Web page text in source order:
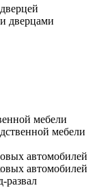
дверцами
мебели
мебели
автомобилей
автомобилей
развал